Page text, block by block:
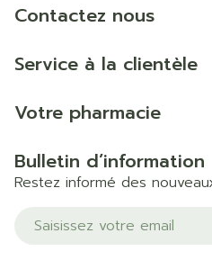
Contactez nous
Service à la clientèle
Votre pharmacie
Bulletin d’information
Restez informé des
Adresse mail